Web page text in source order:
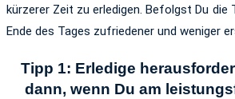
kürzerer Zeit zu erledigen. Befolgst Du die
Ende des Tages zufriedener und weniger
Tipp 1: Erledige
dann, wenn Du am